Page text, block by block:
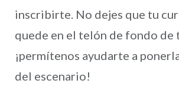
inscribirte. No dejes que tu
quede en el telón de fondo de
¡permítenos ayudarte a
del escenario!